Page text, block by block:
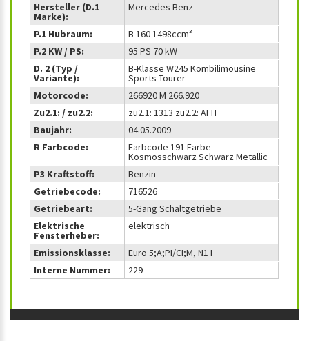
Hersteller (D.1
Marke):
Mercedes Benz
P.1 Hubraum:
B 160 1498ccm³
P.2 KW / PS:
95 PS 70 kW
D. 2 (Typ /
Variante):
B-Klasse W245 Kombilimousine
Sports Tourer
Motorcode:
266920 M 266.920
Zu2.1: / zu2.2:
zu2.1: 1313 zu2.2: AFH
Baujahr:
04.05.2009
R Farbcode:
Farbcode 191 Farbe
Kosmosschwarz Schwarz Metallic
P3 Kraftstoff:
Benzin
Getriebecode:
716526
Getriebeart:
5-Gang Schaltgetriebe
Elektrische
Fensterheber:
elektrisch
Emissionsklasse:
Euro 5;A;PI/CI;M, N1 I
Interne Nummer:
229